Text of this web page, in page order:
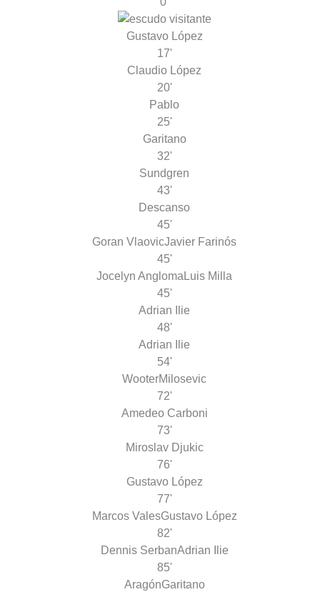
Gustavo López
17'
Claudio López
20'
Pablo
25'
Garitano
32'
Sundgren
43'
Descanso
45'
Goran VlaovicJavier Farinós
45'
Jocelyn AnglomaLuis Milla
45'
Adrian Ilie
48'
Adrian Ilie
54'
WooterMilosevic
72'
Amedeo Carboni
73'
Miroslav Djukic
76'
Gustavo López
77'
Marcos ValesGustavo López
82'
Dennis SerbanAdrian Ilie
85'
AragónGaritano